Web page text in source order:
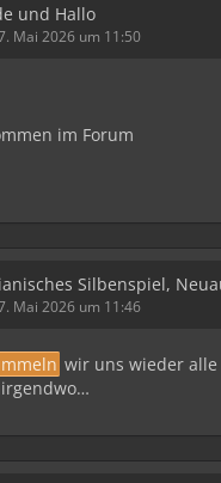
und Hallo
Mai 2026 um 11:50
im Forum
Silbenspiel,
Mai 2026 um 11:46
wir uns wieder